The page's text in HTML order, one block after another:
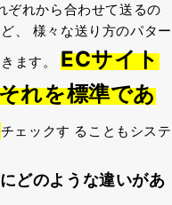
ぞれから合わせて送るの
、 様々な送り方のパター
ます。 ECサイト
れを標準であ
チェックす ることもシステ
どのような違いがあ